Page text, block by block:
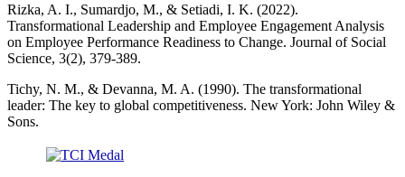
Rizka, A. I., Sumardjo, M., & Setiadi, I. K. (2022).
Transformational Leadership and Employee Engagement Analysis
on Employee Performance Readiness to Change. Journal of Social
Science, 3(2), 379-389.
Tichy, N. M., & Devanna, M. A. (1990). The transformational
leader: The key to global competitiveness. New York: John Wiley &
Sons.